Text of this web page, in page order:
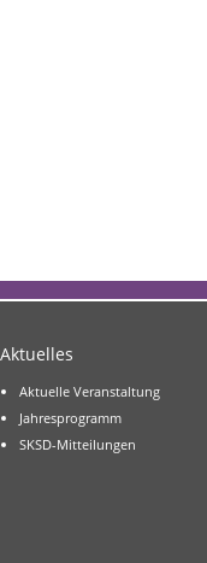
Aktuelles
Aktuelle Veranstaltung
Jahresprogramm
SKSD-Mitteilungen